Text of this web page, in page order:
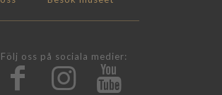
Följ oss på sociala medier: